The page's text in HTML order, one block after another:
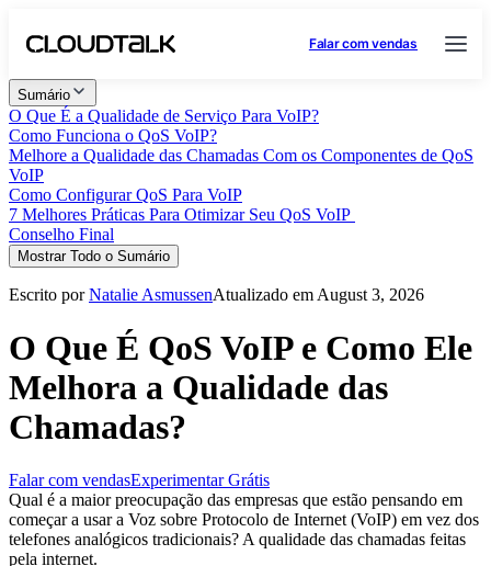
Falar com vendas
Sumário
O Que É a Qualidade de Serviço Para VoIP?
Como Funciona o QoS VoIP?
Melhore a Qualidade das Chamadas Com os Componentes de QoS
VoIP
Como Configurar QoS Para VoIP
7 Melhores Práticas Para Otimizar Seu QoS VoIP
Conselho Final
Mostrar Todo o Sumário
Escrito porNatalie AsmussenAtualizado em August 3, 2026
O Que É QoS VoIP e Como Ele
Melhora a Qualidade das
Chamadas?
Falar com vendasExperimentar Grátis
Qual é a maior preocupação das empresas que estão pensando em
começar a usar a Voz sobre Protocolo de Internet (VoIP) em vez dos
telefones analógicos tradicionais? A qualidade das chamadas feitas
pela internet.